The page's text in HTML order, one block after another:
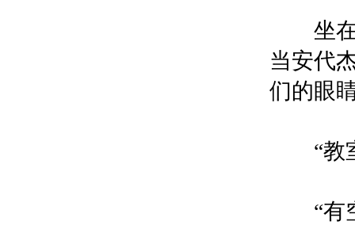
坐在
当安代
们的眼
“教室
“有